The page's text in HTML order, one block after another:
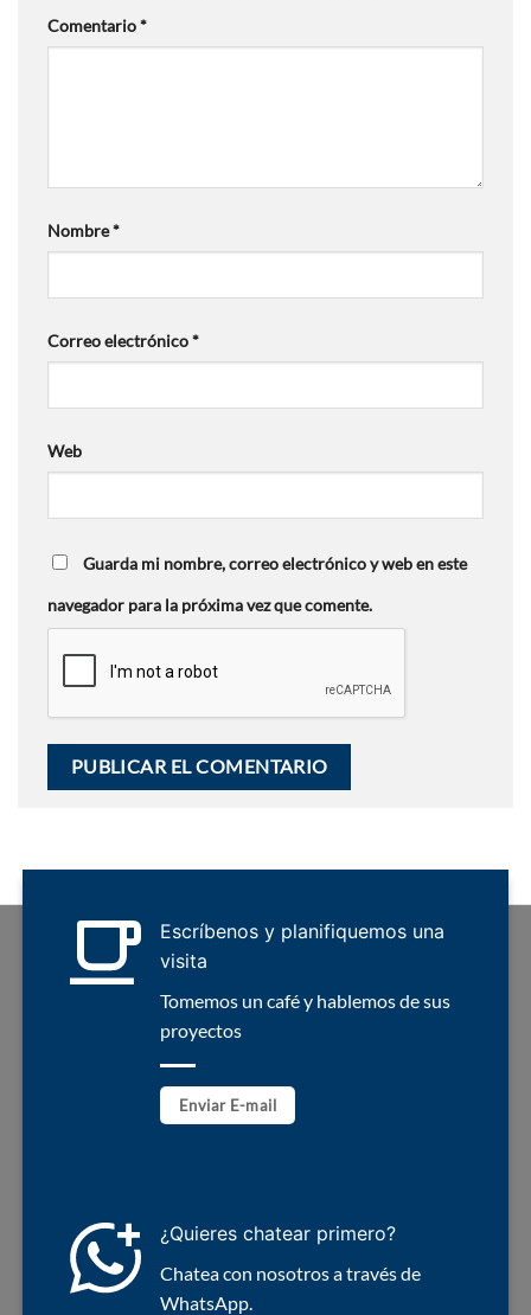
Comentario*
Nombre*
Correo electrónico*
Web
Guarda mi nombre, correo electrónico y web en este
navegador para la próxima vez que comente.
Escríbenos y planifiquemos una
visita
Tomemos un café y hablemos de sus
proyectos
Enviar E-mail
¿Quieres chatear primero?
Chatea con nosotros a través de
WhatsApp.